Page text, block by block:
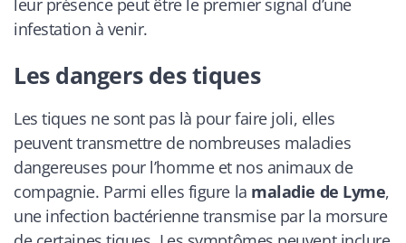
leur présence peut être le premier signal d’une
infestation à venir.
Les dangers des tiques
Les tiques ne sont pas là pour faire joli, elles
peuvent transmettre de nombreuses maladies
dangereuses pour l’homme et nos animaux de
compagnie. Parmi elles figure la maladie de Lyme,
une infection bactérienne transmise par la morsure